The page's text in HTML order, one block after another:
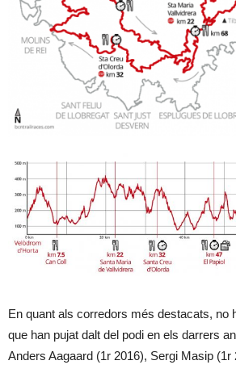
En quant als corredors més destacats, no
que han pujat dalt del podi en els darrers
Anders Aagaard (1r 2016), Sergi Masip (1r